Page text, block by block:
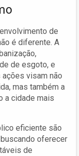
de
é diferente. A
de esgoto, e
visam não
mas também a
a cidade mais
eficiente são
oferecer
de